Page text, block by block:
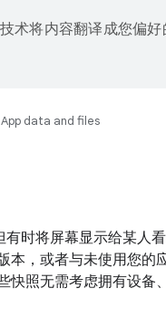
术将内容翻译成您偏好
App data and files
时将屏幕显示给某人
本，或者与未使用您的
快照无需考虑拥有设备